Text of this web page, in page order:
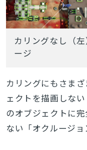
カリングなし（
ージ
カリングにもさま
ェクトを描画しな
のオブジェクトに
ない「オクルージョ